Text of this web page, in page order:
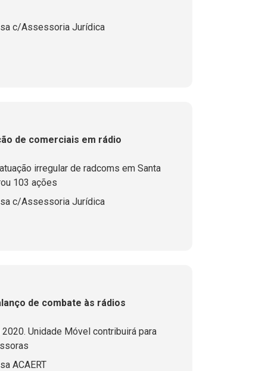
c/Assessoria Jurídica
de comerciais em rádio
irregular de radcoms em Santa
103 ações
c/Assessoria Jurídica
de combate às rádios
Unidade Móvel contribuirá para
ACAERT